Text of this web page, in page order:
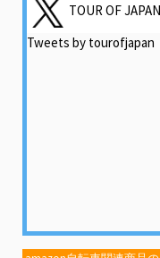
TOUR OF
Tweets by tourofjapan